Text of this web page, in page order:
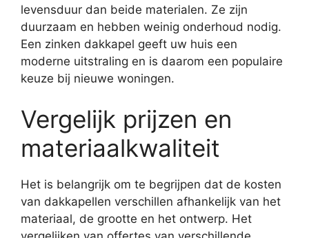
levensduur dan beide materialen. Ze zijn
duurzaam en hebben weinig onderhoud nodig.
Een zinken dakkapel geeft uw huis een
moderne uitstraling en is daarom een populaire
keuze bij nieuwe woningen.
Vergelijk prijzen en
materiaalkwaliteit
Het is belangrijk om te begrijpen dat de kosten
van dakkapellen verschillen afhankelijk van het
materiaal, de grootte en het ontwerp. Het